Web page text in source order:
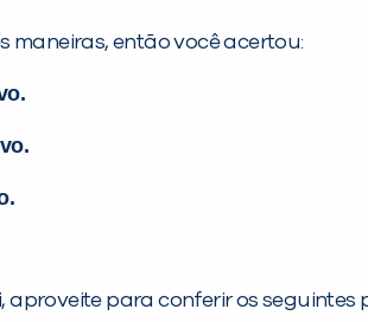
maneiras, então você acertou:
para conferir os seguintes